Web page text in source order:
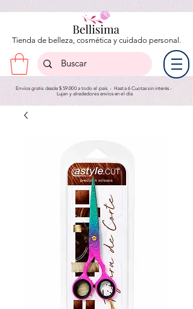
Tienda de belleza, cosmética y cuidado personal.
Envíos gratis desde $ 59.000 a todo el país - Hasta 6 Cuotas sin interés -
Lujan y alrededores envíos en el día